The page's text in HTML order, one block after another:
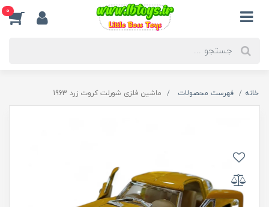
0
خانه فهرست محصولات ماشین فلزی شورلت کروت زرد 1963